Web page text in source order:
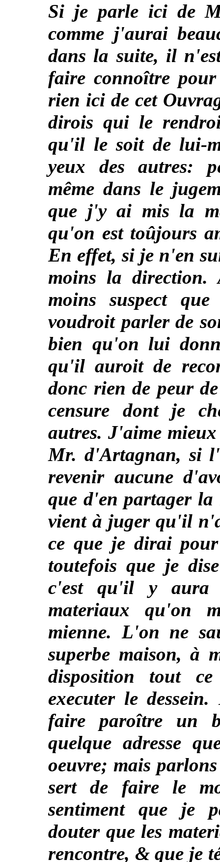
Si je parle ici de
comme j'aurai
dans la suite, il
faire connoître
rien ici de cet
dirois qui le
qu'il le soit de lui-
yeux des autres:
même dans le
que j'y ai mis la
qu'on est toûjours
En effet, si je n'en
moins la direction.
moins suspect
voudroit parler de
bien qu'on lui
qu'il auroit de
donc rien de peur
censure dont je
autres. J'aime
Mr. d'Artagnan, si
revenir aucune
que d'en partager
vient à juger qu'il
ce que je dirai
toutefois que je
c'est qu'il y aura
materiaux qu'on
mienne. L'on ne
superbe maison, à
disposition tout
executer le
faire paroître un
quelque adresse
oeuvre; mais
sert de faire le
sentiment que je
douter que les
rencontre, & que je